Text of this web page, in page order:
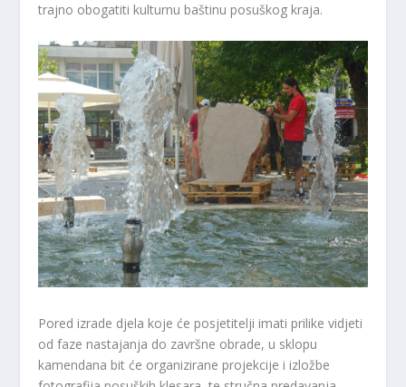
trajno obogatiti kulturnu baštinu posuškog kraja.
Pored izrade djela koje će posjetitelji imati prilike vidjeti
od faze nastajanja do završne obrade, u sklopu
kamendana bit će organizirane projekcije i izložbe